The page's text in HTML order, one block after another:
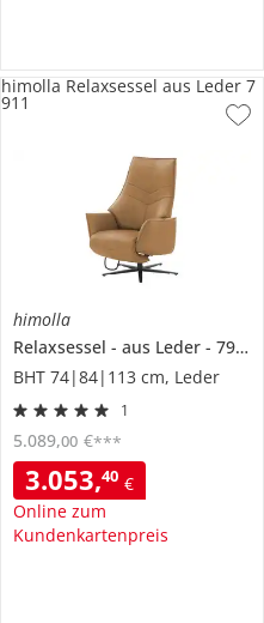
himolla
Relaxsessel
aus Leder
7911
BHT 74|84|113 cm, Leder
1
3.053,40 €
Online zum
Kundenkartenpreis
5.089,00 €***
himolla Relaxsessel aus Leder 7
911